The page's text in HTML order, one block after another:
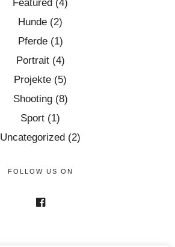
Featured (4)
Hunde (2)
Pferde(1)
Portrait(4)
Projekte (5)
Shooting(8)
Sport (1)
Uncategorized (2)
FOLLOW US ON